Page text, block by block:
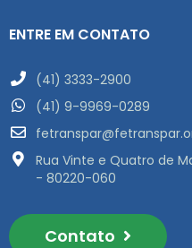
ENTRE EM CONTATO
(41) 3333-2900
(41) 9-9969-0289
Rua Vinte e Quatro de
- 80220-060
Contato